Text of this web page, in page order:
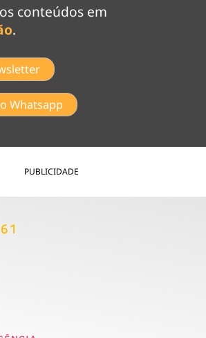
conteúdos em
.
Whatsapp
PUBLICIDADE